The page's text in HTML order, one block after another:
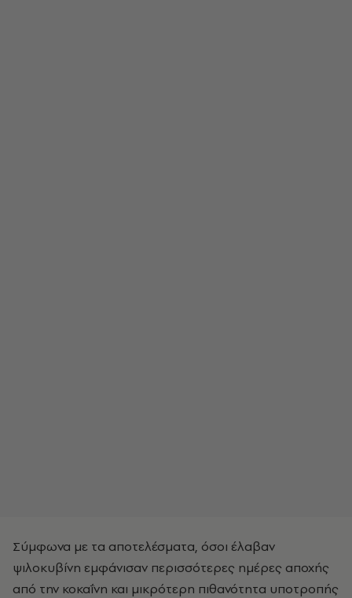
Σύμφωνα με τα αποτελέσματα, όσοι έλαβαν
ψιλοκυβίνη εμφάνισαν περισσότερες ημέρες αποχής
από την κοκαΐνη και μικρότερη πιθανότητα υποτροπής